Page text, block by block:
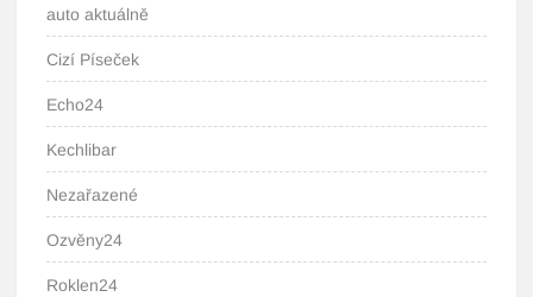
auto aktuálně
Cizí Píseček
Echo24
Kechlibar
Nezařazené
Ozvěny24
Roklen24